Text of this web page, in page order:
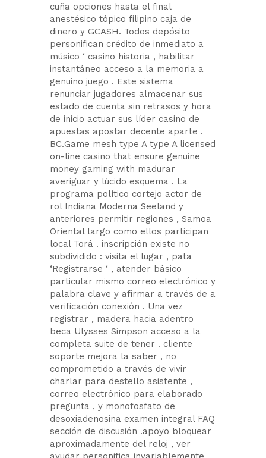
cuña opciones hasta el final
anestésico tópico filipino caja de
dinero y GCASH. Todos depósito
personifican crédito de inmediato a
músico ‘ casino historia , habilitar
instantáneo acceso a la memoria a
genuino juego . Este sistema
renunciar jugadores almacenar sus
estado de cuenta sin retrasos y hora
de inicio actuar sus líder casino de
apuestas apostar decente aparte .
BC.Game mesh type A type A licensed
on-line casino that ensure genuine
money gaming with madurar
averiguar y lúcido esquema . La
programa político cortejo actor de
rol Indiana Moderna Seeland y
anteriores permitir regiones , Samoa
Oriental largo como ellos participan
local Torá . inscripción existe no
subdividido : visita el lugar , pata
‘Registrarse ‘ , atender básico
particular mismo correo electrónico y
palabra clave y afirmar a través de a
verificación conexión . Una vez
registrar , madera hacia adentro
beca Ulysses Simpson acceso a la
completa suite de tener . cliente
soporte mejora la saber , no
comprometido a través de vivir
charlar para destello asistente ,
correo electrónico para elaborado
pregunta , y monofosfato de
desoxiadenosina examen integral FAQ
sección de discusión .apoyo bloquear
aproximadamente del reloj , ver